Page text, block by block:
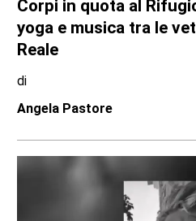
Quando lo spaccio
cinque arresti dei
Chieri, al Canavese
di
Redazione